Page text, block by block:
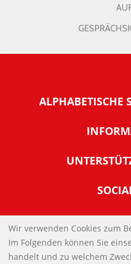
ALPHABETISCHE
Warum
Tipps zur Nutzung
Banner und
Werden Sie
Wir verwenden Cookies zum
Im Folgenden können Sie
handelt und zu welchem